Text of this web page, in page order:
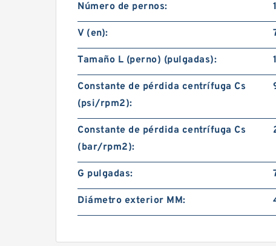
Número de pernos:
V (en):
Tamaño L (perno) (pulgadas):
Constante de pérdida centrífuga Cs
(psi/rpm2):
Constante de pérdida centrífuga Cs
(bar/rpm2):
G pulgadas:
Diámetro exterior MM: